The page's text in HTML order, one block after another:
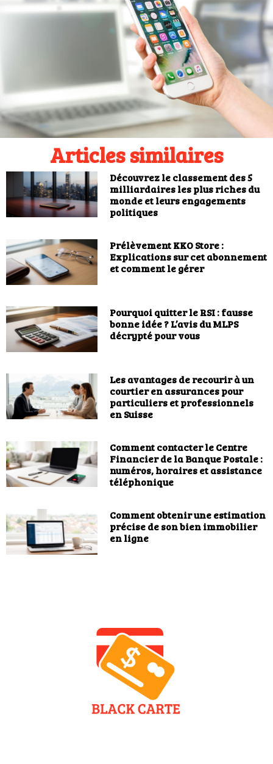
Articles similaires
Découvrez le classement des 5
milliardaires les plus riches du
monde et leurs engagements
politiques
Prélèvement KKO Store :
Explications sur cet abonnement
et comment le gérer
Pourquoi quitter le RSI : fausse
bonne idée ? L’avis du MLPS
décrypté pour vous
Les avantages de recourir à un
courtier en assurances pour
particuliers et professionnels
en Suisse
Comment contacter le Centre
Financier de la Banque Postale :
numéros, horaires et assistance
téléphonique
Comment obtenir une estimation
précise de son bien immobilier
en ligne